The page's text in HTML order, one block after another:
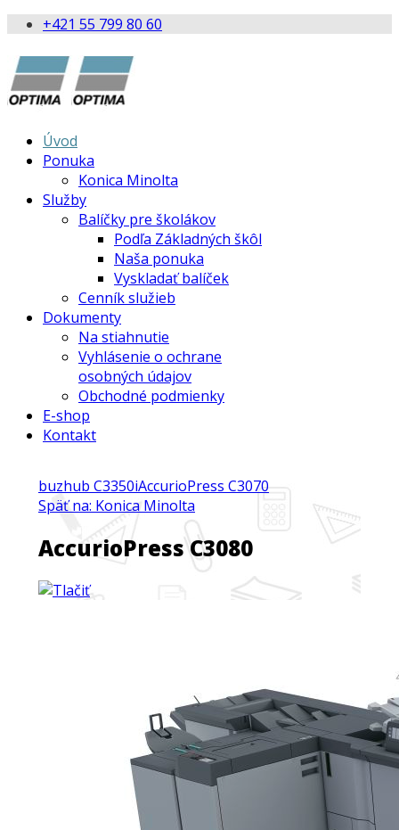
+421 55 799 80 60
Úvod
Ponuka
Konica Minolta
Služby
Balíčky pre školákov
Podľa Základných škôl
Naša ponuka
Vyskladať balíček
Cenník služieb
Dokumenty
Na stiahnutie
Vyhlásenie o ochrane
osobných údajov
Obchodné podmienky
E-shop
Kontakt
buzhub C3350iAccurioPress C3070
Späť na: Konica Minolta
AccurioPress C3080